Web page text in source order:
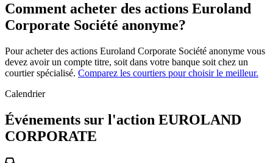
Comment acheter des actions Euroland
Corporate Société anonyme?
Pour acheter des actions Euroland Corporate Société anonyme vous
devez avoir un compte titre, soit dans votre banque soit chez un
courtier spécialisé. Comparez les courtiers pour choisir le meilleur.
Calendrier
Événements sur l'action EUROLAND
CORPORATE